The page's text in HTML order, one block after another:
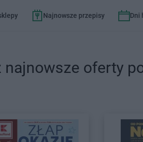
Najnowsze przepisy Dni
oferty